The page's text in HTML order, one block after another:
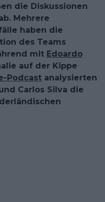
die Diskussionen
Mehrere
haben die
des Teams
mit Edoardo
auf der Kippe
Podcast analysierten
Carlos Silva die